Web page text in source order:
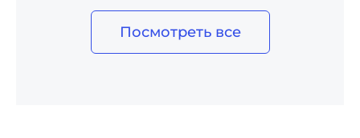
Посмотреть все